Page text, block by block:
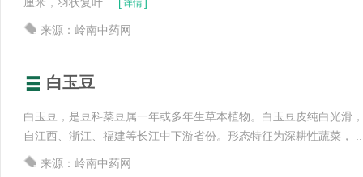
厘米，羽状复叶 ... [详情]
来源：岭南中药网
白玉豆
白玉豆，是豆科菜豆属一年或多年生草本植物。白玉豆皮纯白光滑
自江西、浙江、福建等长江中下游省份。形态特征为深耕性蔬菜，
来源：岭南中药网